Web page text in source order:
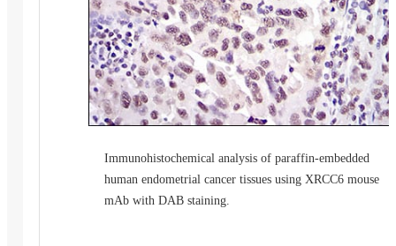
Immunohistochemical analysis of paraffin-embedded
human endometrial cancer tissues using XRCC6 mouse
mAb with DAB staining.